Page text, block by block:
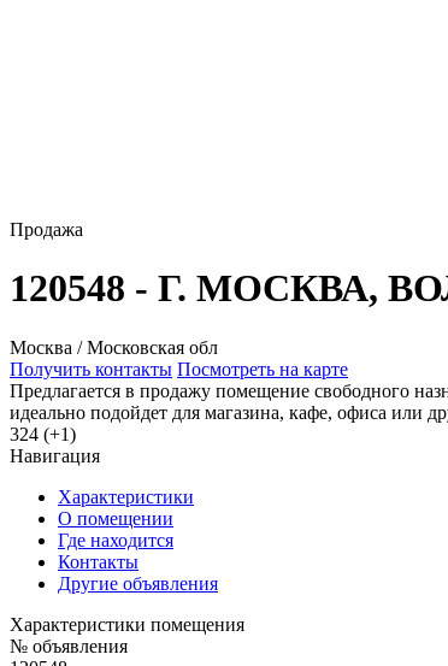
Продажа
120548 - Г. МОСКВА,
Москва / Московская обл
Получить контакты Посмотреть на карте
Предлагается в продажу помещение свободного
идеально подойдет для магазина, кафе, офиса или
324 (+1)
Навигация
Характеристики
О помещении
Где находится
Контакты
Другие объявления
Характеристики помещения
№ объявления